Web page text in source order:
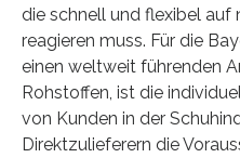
die schnell und flexibel auf
reagieren muss. Für die
einen weltweit führenden
Rohstoffen, ist die
von Kunden in der
Direktzulieferern die